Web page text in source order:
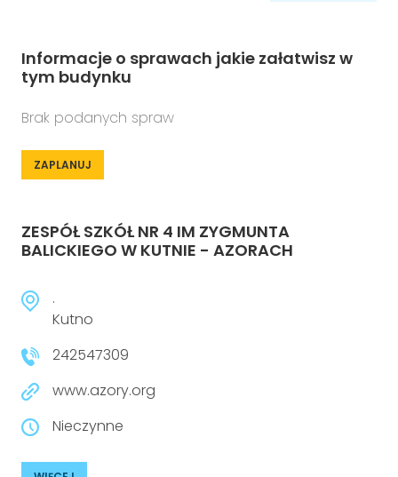
Informacje o sprawach jakie załatwisz w
tym budynku
Brak podanych spraw
ZAPLANUJ
ZESPÓŁ SZKÓŁ NR 4 IM ZYGMUNTA
BALICKIEGO W KUTNIE - AZORACH
.
Kutno
242547309
www.azory.org
Nieczynne